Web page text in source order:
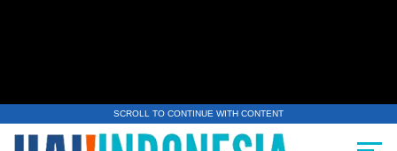
SCROLL TO CONTINUE WITH CONTENT